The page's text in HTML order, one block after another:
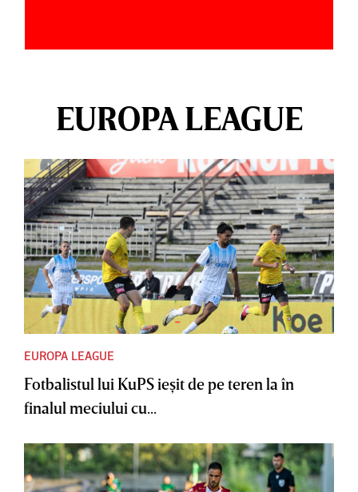
EUROPA LEAGUE
EUROPA LEAGUE
Fotbalistul lui KuPS ieşit de pe teren la în
finalul meciului cu...